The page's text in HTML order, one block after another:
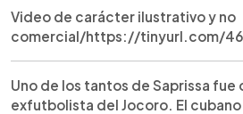
Video de carácter ilustrativo y no
comercial/https://tinyurl.com/
Uno de los tantos de Saprissa fue
exfutbolista del Jocoro. El